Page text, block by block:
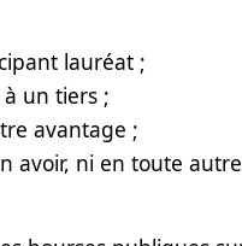
lauréat ;
un tiers ;
avantage ;
avoir, ni en toute